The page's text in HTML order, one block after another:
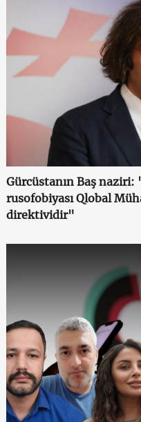
Gürcüstanın Baş
rusofobiyası Qlobal
direktividir"